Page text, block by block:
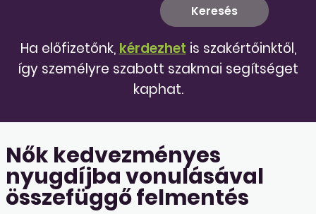
Ha előfizetőnk, kérdezhet is szakértőinktől,
így személyre szabott szakmai segítséget
kaphat.
Nők kedvezményes
nyugdíjba vonulásával
összefüggő felmentés